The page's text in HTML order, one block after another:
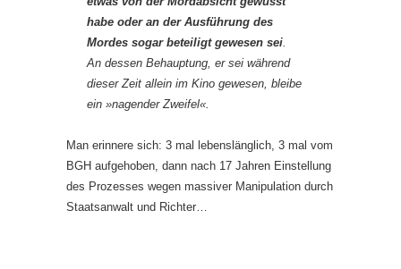
habe oder an der Ausführung des
Mordes sogar beteiligt gewesen sei
An dessen Behauptung, er sei während
dieser Zeit allein im Kino gewesen, bleibe
ein »nagender Zweifel«.
Man erinnere sich: 3 mal lebenslänglich, 3 mal vom
BGH aufgehoben, dann nach 17 Jahren Einstellung
des Prozesses wegen massiver Manipulation durch
Staatsanwalt und Richter…